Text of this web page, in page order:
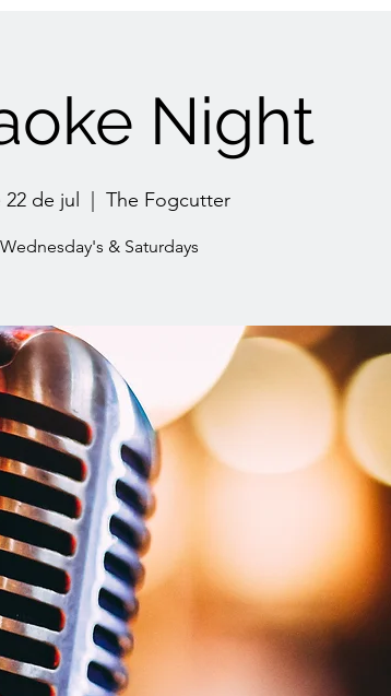
Night
22 de jul
  |
The Fogcutter
Wednesday's & Saturdays